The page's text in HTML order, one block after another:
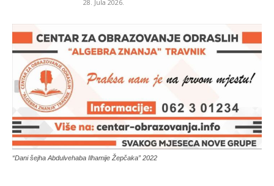
28. Jula 2026.
“Dani šejha Abdulvehaba Ilhamije Žepčaka” 2022